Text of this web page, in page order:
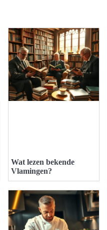
Wat lezen bekende
Vlamingen?